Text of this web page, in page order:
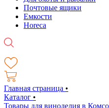
Почтовые ящики
Емкости
Horeca
Главная страница •
Каталог •
Товары для виноделия в